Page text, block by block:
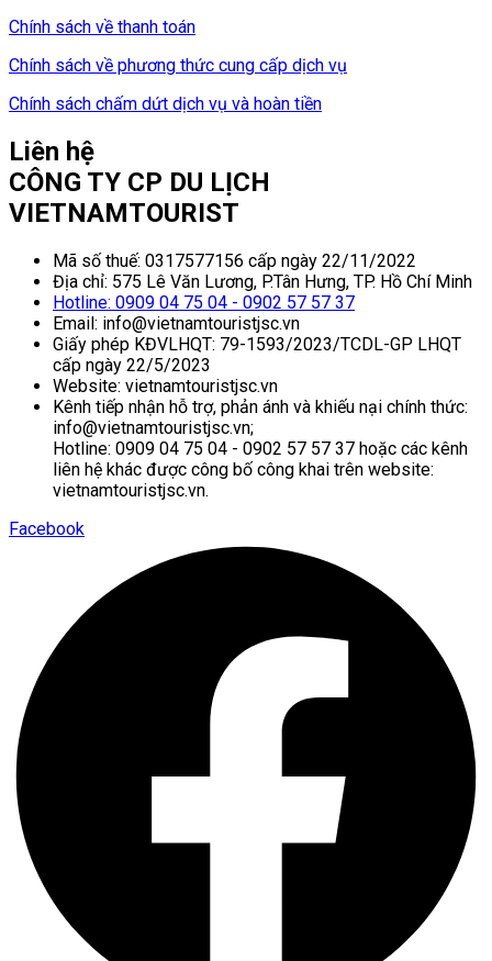
Chính sách về thanh toán
Chính sách về phương thức cung cấp dịch vụ
Chính sách chấm dứt dịch vụ và hoàn tiền
Liên hệ
CÔNG TY CP DU LỊCH
VIETNAMTOURIST
Mã số thuế: 0317577156 cấp ngày 22/11/2022
Địa chỉ: 575 Lê Văn Lương, P.Tân Hưng, TP. Hồ Chí Minh
Hotline: 0909 04 75 04 - 0902 57 57 37
Email: info@vietnamtouristjsc.vn
Giấy phép KĐVLHQT: 79-1593/2023/TCDL-GP LHQT
cấp ngày 22/5/2023
Website: vietnamtouristjsc.vn
Kênh tiếp nhận hỗ trợ, phản ánh và khiếu nại chính thức:
info@vietnamtouristjsc.vn;
Hotline: 0909 04 75 04 - 0902 57 57 37 hoặc các kênh
liên hệ khác được công bố công khai trên website:
vietnamtouristjsc.vn.
Facebook